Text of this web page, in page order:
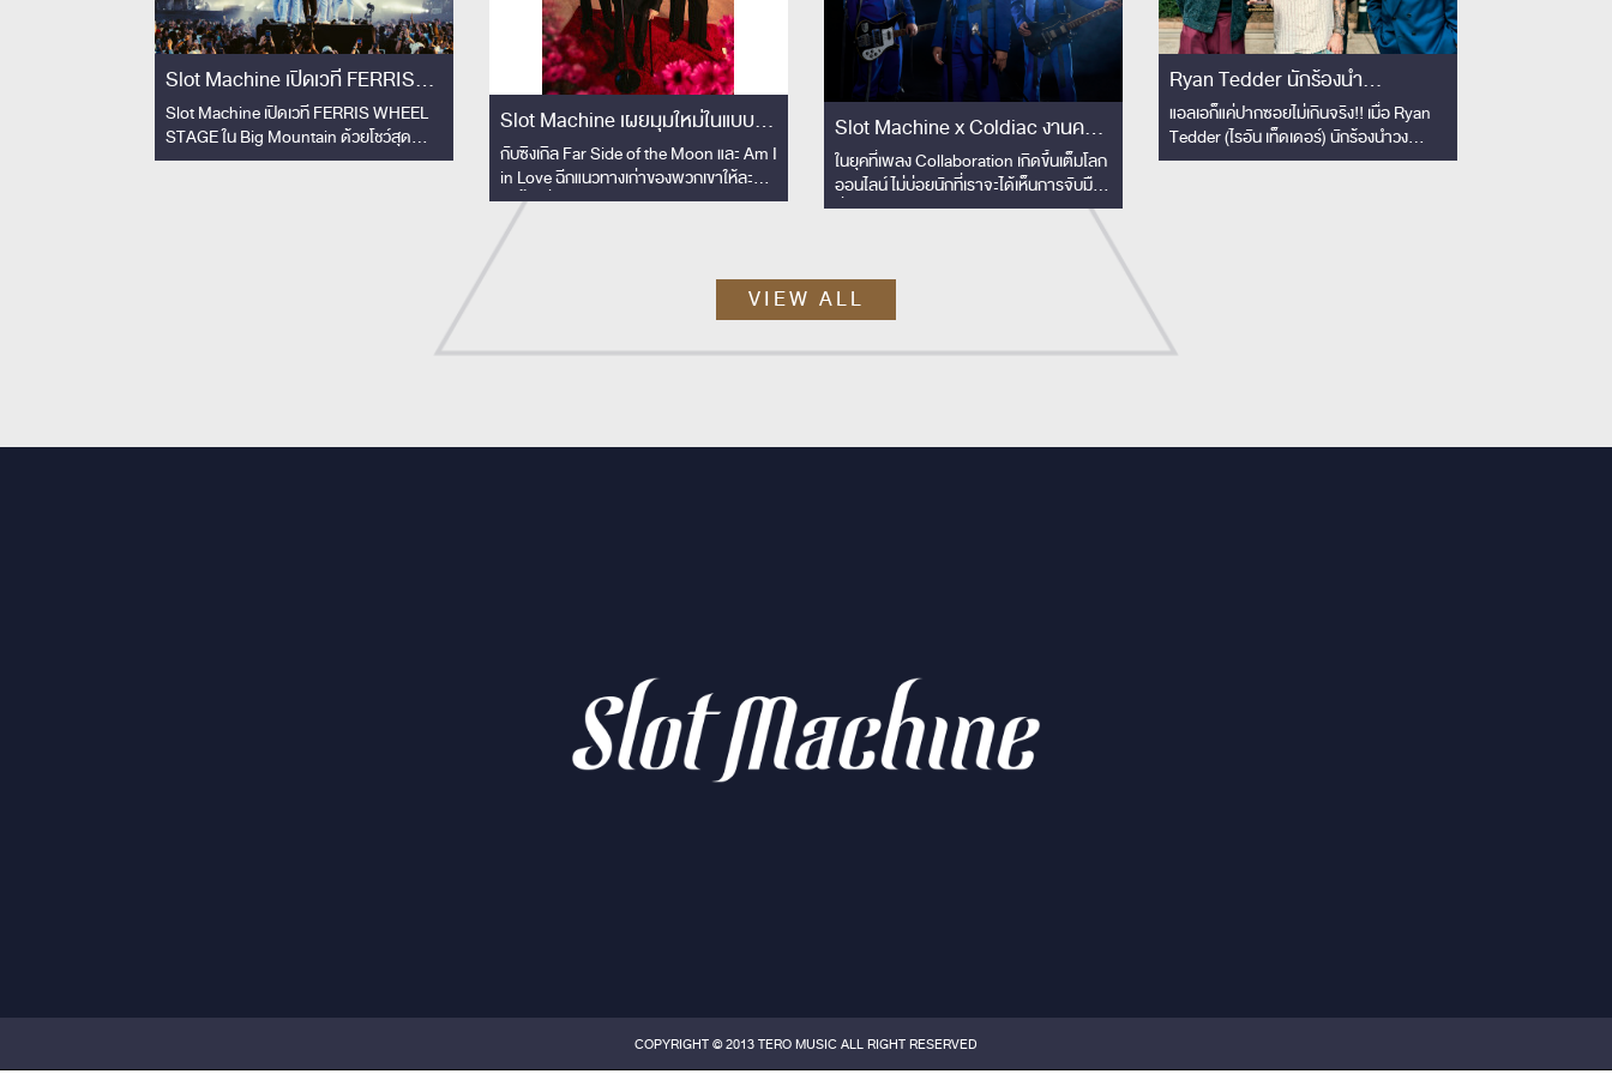
Slot Machine เปิดเวที FERRIS
WHEEL STAGE ใน Big Mountain
ด้วยโชว์สุดพิเศษ!!
Slot Machine เปิดเวที FERRIS WHEEL
STAGE ใน Big Mountain ด้วยโชว์สุด
พิเศษ!! คอลแลปวงโยธวาทิตโรงเรียน
Slot Machine เผยมุมใหม่ในแบบที่
ไม่เคยเปิดที่ไหน
กับซิงเกิล Far Side of the Moon และ Am I
in Love ฉีกแนวทางเก่าของพวกเขาให้ละมุน
ยิ่งขึ้นเพื่อประกอบซีรีส์ Shine
Slot Machine x Coldiac งานคอล
แลปข้ามพรมแดนสุดอบอุ่น กับ
มิตรภาพทางดนตรี “ไทย–
อินโดนีเซีย” ผ่านเพลง “ Beautiful
ในยุคที่เพลง Collaboration เกิดขึ้นเต็มโลก
ออนไลน์ ไม่บ่อยนักที่เราจะได้เห็นการจับมือ
ที่มาจาก “มิตรภาพ” บวกเข้ากับ “เคมีทาง
Ryan Tedder นักร้องนำ
OneRepublic ย่องเงียบเยือนไทย
เซอร์ไพรส์!! ชมโชว์ Slot Machine
แอลเอก็แค่ปากซอยไม่เกินจริง!! เมื่อ Ryan
Tedder (ไรอัน เท็ดเดอร์) นักร้องนำวง
OneRepublic สุดยอดโปรดิวเซอร์และนัก
VIEW ALL
COPYRIGHT © 2013 TERO MUSIC ALL RIGHT RESERVED